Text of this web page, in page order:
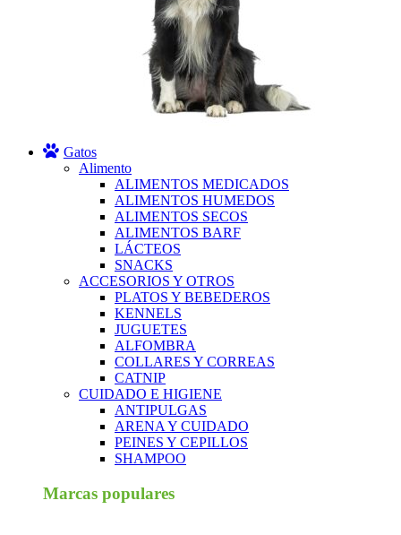
Gatos
Alimento
ALIMENTOS MEDICADOS
ALIMENTOS HUMEDOS
ALIMENTOS SECOS
ALIMENTOS BARF
LÁCTEOS
SNACKS
ACCESORIOS Y OTROS
PLATOS Y BEBEDEROS
KENNELS
JUGUETES
ALFOMBRA
COLLARES Y CORREAS
CATNIP
CUIDADO E HIGIENE
ANTIPULGAS
ARENA Y CUIDADO
PEINES Y CEPILLOS
SHAMPOO
Marcas populares